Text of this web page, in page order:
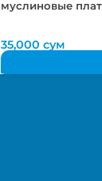
муслиновые
35,000сум